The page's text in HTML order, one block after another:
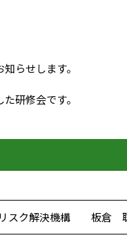
らせします。
研修会です。
リスク解決機構 板倉